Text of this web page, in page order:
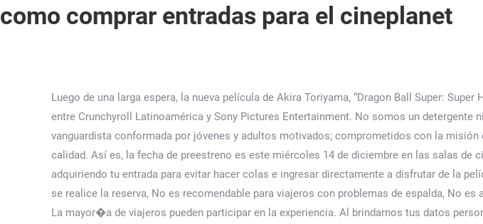
como comprar entradas para el cineplanet
Luego de una larga espera, la nueva película de Akira Toriyama, “Dragon Ball Super: Super Hero”, se estrena hoy en Perú y otros países de Latinoamérica, gracias a la colaboración entre Crunchyroll Latinoamérica y Sony Pictures Entertainment. No somos un detergente ni una lavadora, somos un equipo de trabajo, una familia innovadora, una compañía vanguardista conformada por jóvenes y adultos motivados; comprometidos con la misión de ofrecer cada día diferentes productos y servicios a precios incomparables de la mejor calidad. Así es, la fecha de preestreno es este miércoles 14 de diciembre en las salas de cine de tu preferencia a nivel nacional y si quieres asegurar tu ingreso, puedes ir adquiriendo tu entrada para evitar hacer colas e ingresar directamente a disfrutar de la película “Avatar 2: El camino del agua”. La confirmaci�n se recibir� en el momento en que se realice la reserva, No es recomendable para viajeros con problemas de espalda, No es adecuado para viajeros con afecciones card�acas u otros problemas m�dicos graves, La mayor�a de viajeros pueden participar en la experiencia. Al brindarnos tus datos personales, estás consintiendo que Cuponatic tenga dicha información, la cual solo será utilizada para poder suministrarte promociones y ofertas que podrían ser de tu interés. El concierto de la banda de k-pop BTS, titulado como 'Yet to Come in Cinemas', se estrenará el 1 de febrero en salas de cine de Lima y provincias. negativo: Horario de atención telefónicaLunes a Viernes 10:00 a 19:00 hrs, Avenida Providencia 1208 oficina 1603, Providencia - Horario de atención tienda: Lunes a Viernes 9:30 a 18:30 hrs. Incluso, puedes realizar la compra de tu canchita por la web y así evitarás las colas. Nota completa https://t.co/5k0Qj2IjlZ, — Diario El Men (@elmen_pe) January 10, 2023. Hoja de vida y perfil del premierÂ¿QuiÃ©nes integran la comisiÃ³n de alto nivel que llega a Puno para intentar dialogar con manifestantes? Regresa al cine con este beneficio y disfruta de tus películas favoritas en pantalla grande. Dentro de 1 hora tu cupón llegará a tu e-mail y también estará disponible desde tu cuenta. ¿Dónde comprar entradas para BTS, “Yet to come in cinemas”? �Te lo pasaste tan bien que fotografiaste tu experiencia? Entradas Madrid Party Pubcrawl Tour & Club. Los puntos donde el usuario puede hacer uso de los códigos de descuento para comprar las entradas al cine son los siguientes: En boleterías … ¡Tus entradas para SALAS PRIME con 50% de descuento! BTS: Ya inició la venta de entradas para “Yet to come in... https://larazon.pe/rbd-vuelve-a-los-escenarios/, https://elmen.pe/grupo-5-ofrecera-concierto-en-el-estadio-de-san-marcos/. La parte derecha en este caso representada por "X" el cual corresponde al código de confitería el cual debe ser presentado directamente en el cine. Sin embargo, la cadena de cines al colgarlo en su cuenta de Twitter no tardó en viralizarse. Compra en Cuponatic las mejores ofertas de Chile: Encuentra descuentos en Cine, Viajes, Masaje, Depilación, Gimnasio, Restaurante, Productos y más (511) 7481400 positivo: SI TE INTERESA PUEDES LEER LA SIGUIENTE NOTA: ATU plantea que combis y buses tengan GPS y cobro electrónico El largometraje cuenta con el compromiso e intervención de Akira Toriyama, creador del manga y quien está detrás de la historia original, el guion y el diseño de personajes del filme. POSTRE + BEBIDA, Cinemark: 2 Entradas + 2 gaseosas + cancha mediana o grande (Muestra desde tu celular), Karts de Lun a Dom en todas sus sedes: La Molina,Playa S.Pedro, Trujillo. 2023, Tipo de audiencia Entendí perfecto, gracias. 2023 En esta última parte veremos el cuadro "Zero Soles", aceptamos los términos y condiciones y le damos en "Continuar". Desde este jueves las cadenas de cine como Cineplanet y Cinemark retomaron sus funciones. Ver Cartelera. Buena promoci�n y ahorro, negativo: Alcanzo para varias entradas y nos quedo dinero para las palomitas, excelente pelicula. A tan solo unos días de la fecha de preestreno de la película “Avatar 2: El camino del agua”, te contamos que puedes asegurar tu ingreso a la sala de cine de tu elección con unos simples pasos y de dos maneras diferentes. Últimas noticias de última hora sobre Actualidad, Economía, Negocios y Emprendimiento - INFOMERCADO De L a V de 9 a 18 hrs. Para adquirir las entradas de ambas empresas de cines, deberás de ingresar a la página web o descargar la … Cabe señalar que, esta pieza resulta muy especial para los fans, pues fue el último show de la banda completa, antes que Jin iniciara el servicio militar. Ver afiche ESNNA. ¿Cuál es el objetivo de la nueva Patrulla Roja? Mayores de 14 años, Forma de pago te sale economica la entradas y no te pierdes de ningun estreno. Para compras a través de la página web o la App de Cineplanet mientras las realices